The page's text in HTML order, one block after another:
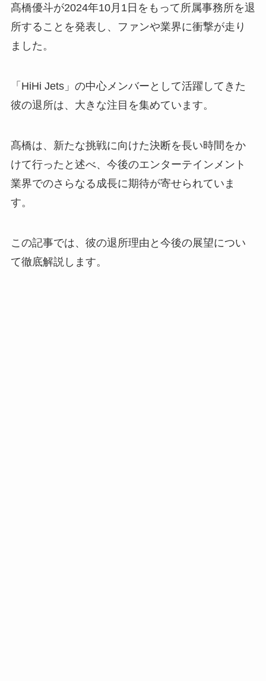
髙橋優斗が2024年10月1日をもって所属事務所を退
所することを発表し、ファンや業界に衝撃が走り
ました。
「HiHi Jets」の中心メンバーとして活躍してきた
彼の退所は、大きな注目を集めています。
髙橋は、新たな挑戦に向けた決断を長い時間をか
けて行ったと述べ、今後のエンターテインメント
業界でのさらなる成長に期待が寄せられていま
す。
この記事では、彼の退所理由と今後の展望につい
て徹底解説します。